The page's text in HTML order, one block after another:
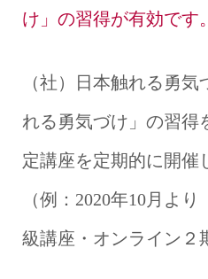
け」の習得が有効です。
（社）日本触れる勇
れる勇気づけ」の習得
定講座を定期的に開催
（例：2020年10月よ
級講座・オンライン２